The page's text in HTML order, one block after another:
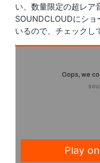
い、数量限定の超レア
SOUNDCLOUDにシ
いるので、チェックし